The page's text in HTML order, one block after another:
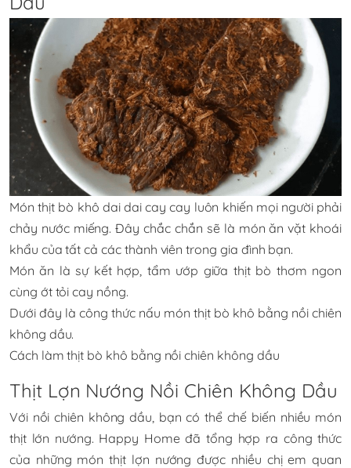
Món thịt bò khô dai dai cay cay luôn khiến mọi người phải
chảy nước miếng. Đây chắc chắn sẽ là món ăn vặt khoái
khẩu của tất cả các thành viên trong gia đình bạn.
Món ăn là sự kết hợp, tẩm ướp giữa thịt bò thơm ngon
cùng ớt tỏi cay nồng.
Dưới đây là công thức nấu món thịt bò khô bằng nồi chiên
không dầu.
Cách làm thịt bò khô bằng nồi chiên không dầu
Thịt Lợn Nướng Nồi Chiên Không Dầu
Với nồi chiên không dầu, bạn có thể chế biến nhiều món
thịt lớn nướng. Happy Home đã tổng hợp ra công thức
của những món thịt lợn nướng được nhiều chị em quan